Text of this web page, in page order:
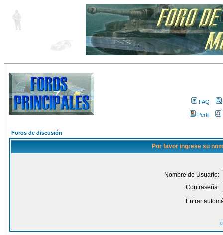
FAQ
Perfil
Foros de discusión
Por favor ingrese su
Nombre de Usuario:
Contraseña:
Entrar